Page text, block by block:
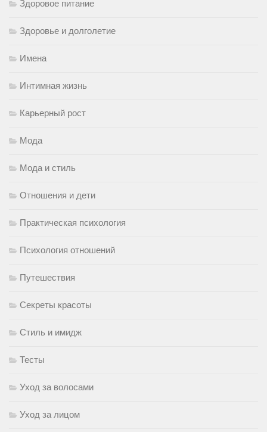
Здоровое питание
Здоровье и долголетие
Имена
Интимная жизнь
Карьерный рост
Мода
Мода и стиль
Отношения и дети
Практическая психология
Психология отношений
Путешествия
Секреты красоты
Стиль и имидж
Тесты
Уход за волосами
Уход за лицом